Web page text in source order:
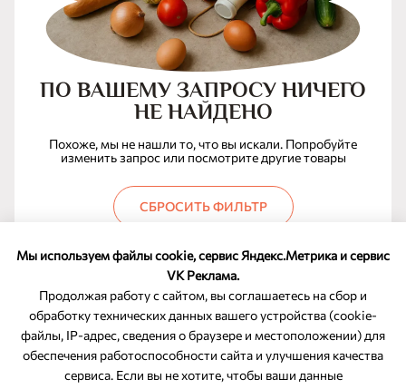
Мы используем файлы cookie, сервис Яндекс.Метрика и сервис
VK Реклама.
Продолжая работу с сайтом, вы соглашаетесь на сбор и
обработку технических данных вашего устройства (cookie-
файлы, IP-адрес, сведения о браузере и местоположении) для
обеспечения работоспособности сайта и улучшения качества
сервиса. Если вы не хотите, чтобы ваши данные
ПО ВАШЕМУ ЗАПРОСУ НИЧЕГО
НЕ НАЙДЕНО
Похоже, мы не нашли то, что вы искали. Попробуйте
изменить запрос или посмотрите другие товары
СБРОСИТЬ ФИЛЬТР
ОБРАТНАЯ СВЯЗЬ
8-800-350-46-10